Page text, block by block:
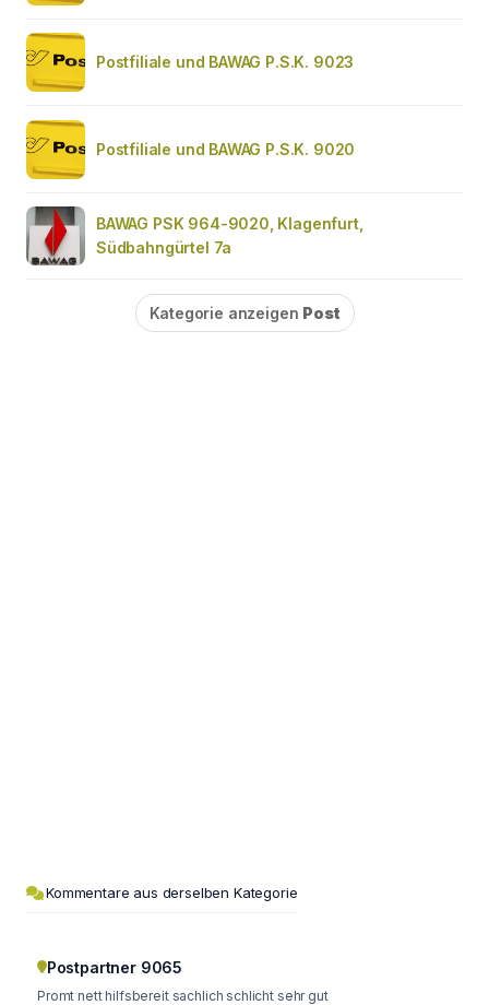
Postfiliale und BAWAG P.S.K. 9023
Postfiliale und BAWAG P.S.K. 9020
BAWAG PSK 964-9020, Klagenfurt,
Südbahngürtel 7a
Kategorie anzeigen Post
Kommentare aus derselben Kategorie
Postpartner 9065
Promt nett hilfsbereit sachlich schlicht sehr gut